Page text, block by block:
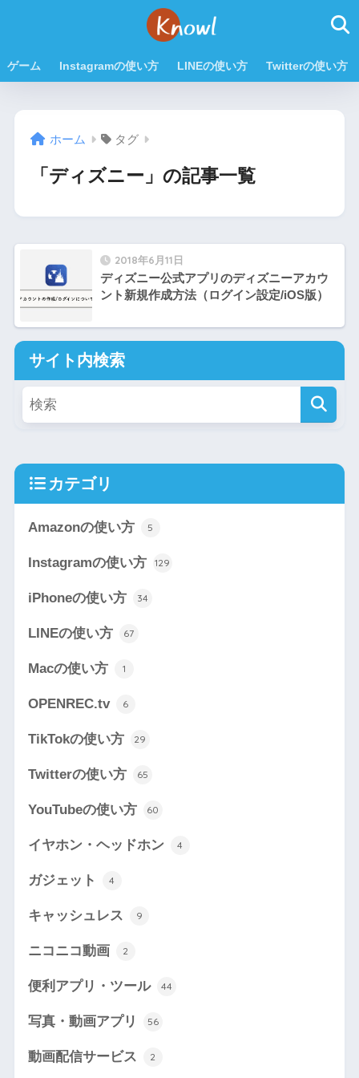
ゲーム Instagramの使い方 LINEの使い方 Twitterの使い方
ホーム タグ
「ディズニー」の記事一覧
2018年6月11日
ディズニー公式アプリのディズニーアカウ
ント新規作成方法（ログイン設定/iOS版）
サイト内検索
カテゴリ
Amazonの使い方 5
Instagramの使い方 129
iPhoneの使い方 34
LINEの使い方 67
Macの使い方 1
OPENREC.tv 6
TikTokの使い方 29
Twitterの使い方 65
YouTubeの使い方 60
イヤホン・ヘッドホン 4
ガジェット 4
キャッシュレス 9
ニコニコ動画 2
便利アプリ・ツール 44
写真・動画アプリ 56
動画配信サービス 2